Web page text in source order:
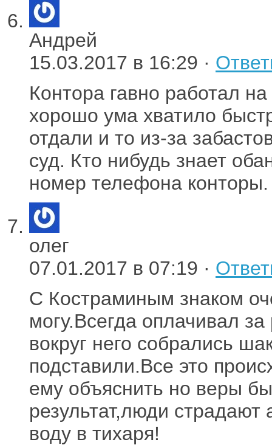
Андрей
15.03.2017 в 16:29 ·
Контора гавно работал
хорошо ума хватило
отдали и то из-за
суд. Кто нибудь знает
номер телефона конторы.
олег
07.01.2017 в 07:19 ·
С Костраминым знаком
могу.Всегда оплачивал
вокруг него собрались
подставили.Все это
ему объяснить но веры
результат,люди
воду в тихаря!